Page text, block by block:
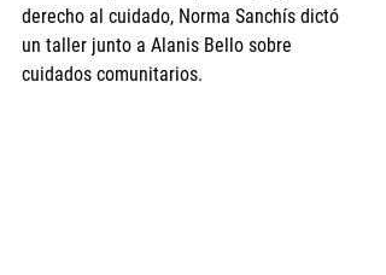
derecho al cuidado, Norma Sanchís dictó
un taller junto a Alanis Bello sobre
cuidados comunitarios.